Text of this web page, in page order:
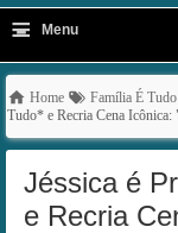
-
≡ Menu
Home Família É Tudo
Tudo* e Recria Cena
Jéssica é
e Recria